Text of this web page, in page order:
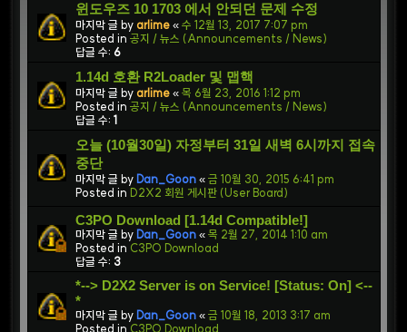
윈도우즈 10 1703 에서 안되던 문제 수정
마지막 글 by arlime « 수 12월 13, 2017 7:07 pm
Posted in 공지 / 뉴스 (Announcements / News)
답글 수: 6
1.14d 호환 R2Loader 및 맵핵
마지막 글 by arlime « 목 6월 23, 2016 1:12 pm
Posted in 공지 / 뉴스 (Announcements / News)
답글 수: 1
오늘 (10월30일) 자정부터 31일 새벽 6시까지 접속
중단
마지막 글 by Dan_Goon « 금 10월 30, 2015 6:41 pm
Posted in D2X2 회원 게시판 (User Board)
C3PO Download [1.14d Compatible!]
마지막 글 by Dan_Goon « 목 2월 27, 2014 1:10 am
Posted in C3PO Download
답글 수: 3
*--> D2X2 Server is on Service! [Status: On] <--
*
마지막 글 by Dan_Goon « 금 10월 18, 2013 3:17 am
Posted in C3PO Download